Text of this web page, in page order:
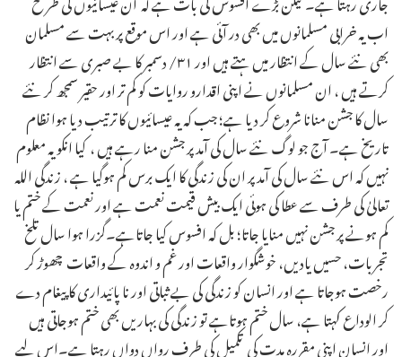
اب یہ خرابی مسلمانوں میں بھی در آئی ہے اور اس موقع پر بہت سے مسلمان
بھی نئے سال کے انتظار میں ہتے ہیں اور ۳۱/ دسمبر کا بے صبری سے انتظار
کرتے ہیں ، ان مسلمانوں نے اپنی اقدارو روایات کو کم تر اور حقیر سمجھ کر نئے
سال کا جشن منانا شروع کر دیا ہے؛ جب کہ یہ عیسائیوں کا ترتیب دیا ہوا نظام
تاریخ ہے۔ آج جو لوگ نئے سال کی آمد پر جشن منا رہے ہیں ، کیا انکو یہ معلوم
نہیں کہ اس نئے سال کی آمد پر ان کی زندگی کا ایک برس کم ہوگیا ہے ، زندگی اللہ
تعالیٰ کی طرف سے عطا کی ہوئی ایک بیش قیمت نعمت ہے اور نعمت کے ختم یا
کم ہونے پر جشن نہیں منایا جاتا؛ بل کہ افسوس کیا جاتاہے۔گزرا ہوا سال تلخ
تجربات، حسیں یادیں، خوشگوار واقعات اور غم و اندوہ کے واقعات چھوڑ کر
رخصت ہوجاتا ہے اور انسان کو زندگی کی بے ثباتی اور نا پائیداری کا پیغام دے
کر الوداع کہتا ہے، سال ختم ہوتاہے تو زندگی کی بہاریں بھی ختم ہوجاتی ہیں
اور انسان اپنی مقررہ مدت کی تکمیل کی طرف رواں دواں رہتا ہے۔اس لیے